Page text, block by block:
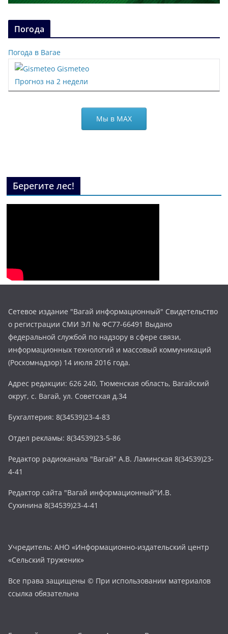
Погода
Погода в Вагае
Gismeteo
Прогноз на 2 недели
Мы в МАХ
Берегите лес!
Сетевое издание "Вагай информационный" Свидетельство
о регистрации СМИ ЭЛ № ФС77-66491 Выдано
федеральной службой по надзору в сфере связи,
информационных технологий и массовый коммуникаций
(Роскомнадзор) 14 июля 2016 года.
Адрес редакции: 626 240, Тюменская область, Вагайский
округ, с. Вагай, ул. Советская д.34
Бухгалтерия: 8(34539)23-4-83
Отдел рекламы: 8(34539)23-5-86
Редактор радиоканала "Вагай" А.В. Ламинская 8(34539)23-
4-41
Редактор сайта "Вагай информационный"И.В.
Сухинина 8(34539)23-4-41
Учредитель: АНО «Информационно-издательский центр
«Сельский труженик»
Все права защищены © При использовании материалов
ссылка обязательна